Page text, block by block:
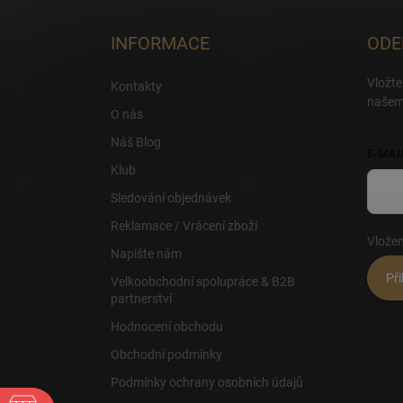
INFORMACE
Kontakty
O nás
Náš Blog
Klub
Sledování objednávek
Reklamace / Vrácení zboží
Napište nám
Velkoobchodní spolupráce & B2B
partnerství
Hodnocení obchodu
Obchodní podmínky
Podmínky ochrany osobních údajů